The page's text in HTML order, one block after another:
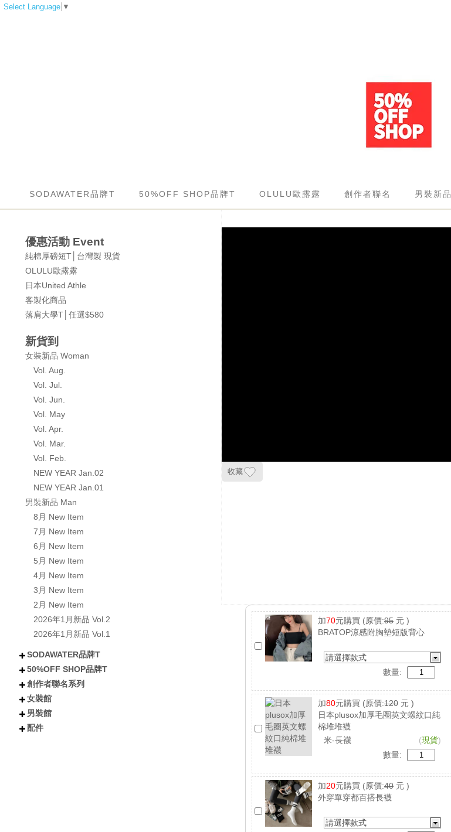
Select Language ▼
SODAWATER品牌T 50%OFF SHOP品牌T OLULU歐露露 創作者聯名 男裝新品
優惠活動 Event
純棉厚磅短T│台灣製 現貨
OLULU歐露露
日本United Athle
客製化商品
落肩大學T│任選$580
新貨到
女裝新品 Woman
Vol. Aug.
Vol. Jul.
Vol. Jun.
Vol. May
Vol. Apr.
Vol. Mar.
Vol. Feb.
NEW YEAR Jan.02
NEW YEAR Jan.01
男裝新品 Man
8月 New Item
7月 New Item
6月 New Item
5月 New Item
4月 New Item
3月 New Item
2月 New Item
2026年1月新品 Vol.2
2026年1月新品 Vol.1
SODAWATER品牌T
不分類
全部短袖商品
全部長袖商品
全部外套COAT
喵汪星人
小熊│泰迪熊
有梗文字TEE
Y2K
美式風格
日式風格
戰國貓大人
肌肉地獄
暗黑
50%OFF SHOP品牌T
不分類
所有短袖商品
所有涼感抗UV機能T
所有長袖商品
貓貓
狗狗
小熊
下午茶甜點
卡通
潮流
創作者聯名系列
不分類
沐琳星綻Universe
日下みゆき
阿香啵啵
Kono可諾
小舒舒
吃貨少女あか
奶加
鳥人瑞克斯
貝莉蒂絲
兔森森
米歪
蜜糖貓
Mineko_meow
煥悅工作室聯名
海王u魚
悠五 YuWu
擔擔麵
晴海はるみ
河豚小妞
酒咪
天奈莓璐 聯名
野生的淡水人 聯名
他(子) 聯名
夏琳(阿琳阿琳琳)聯名
雷德古雷夫 聯名
迪亞雜藝舖 聯名
熙潞姆 Shirumu聯名
嘎旋旋 聯名
霓茶 聯名
白兔兔兔聯名
Sam Bai✦ 桑唄✦聯名
咪寶 聯名
彌羽ゆう 聯名
柔一口甜 聯名
プラチナ普拉祈娜 聯名款
波風水雞 聯名
諾芙.exe聯名
鼠芝ミルチ 聯名
大鴉 聯名
蜜柑あいみ 聯名
來楽 聯名
緋嫣_睡眠ドーナツ聯名
伊德海拉ヽ 聯名
夢寐愛姆ユメビエム 聯名
吾貓ねこです聯名
阡狐Huni聯名
喇密聯名
阿栗栗聯名
皮立聯名
清玉聯名
水兔海聯名
諾櫻Noe聯名
日本曼生活聯名
萬萬丶聯名
米哇哇みわわ聯名
茶茶狐聯名
阿尼婪聯名
朶菟菈聯名
爪爪貓聯名
天奈雪羽聯名
黑狐洛克
夜某YamOuO聯名
綿羽ミルフィ
七兔なよみ聯名
小靜しずか聯名
楓棠兒聯名
嶺上荏染聯名
滔滔ラ聯名
橙雨沐沿聯名
五十鈴抹茶糰子
浮浪x飛行者
女裝館
不分類
上衣
短袖
長袖
連衣裙
雪紡/針織
襯衫
套裝
背心
下身
短褲
長褲
短裙
長裙
外套
夾克
風衣
牛仔外套
鋪棉外套
毛衣外套
女鞋
配件
襪子
包包
男裝館
不分類
上衣
外套
褲子
配件
配件
收藏
加70元購買 (原價:95 元 )
BRATOP涼感附胸墊短版背心
請選擇款式
數量:
加80元購買 (原價:120 元 )
日本plusox加厚毛圈英文螺紋口純
棉堆堆襪
米-長襪
(現貨)
數量:
加20元購買 (原價:40 元 )
外穿單穿都百搭長襪
請選擇款式